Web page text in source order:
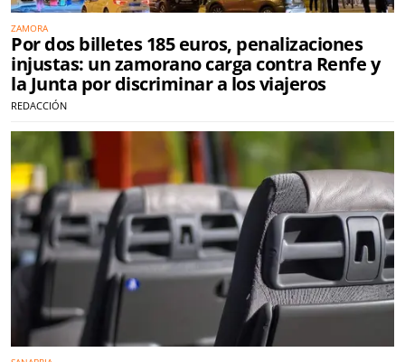
ZAMORA
Por dos billetes 185 euros, penalizaciones
injustas: un zamorano carga contra Renfe y
la Junta por discriminar a los viajeros
REDACCIÓN